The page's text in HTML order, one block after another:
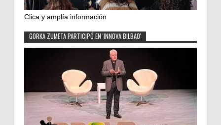
Clica y amplía información
GORKA ZUMETA PARTICIPÓ EN 'INNOVA BILBAO'